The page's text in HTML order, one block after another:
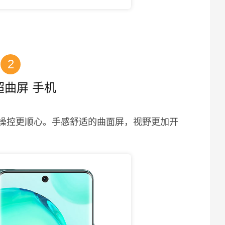
2
曲屏 手机
控更顺心。手感舒适的曲面屏，视野更加开